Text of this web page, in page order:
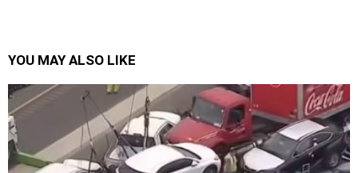
YOU MAY ALSO LIKE